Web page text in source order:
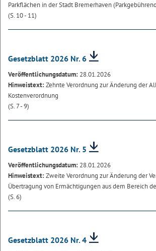
Parkflächen in der Stadt Bremerhaven
(S. 10 - 11)
Gesetzblatt 2026 Nr. 6
Veröffentlichungsdatum: 28.01.2026
Hinweistext:Zehnte Verordnung zur Änderung der
Kostenverordnung
(S. 7 - 9)
Gesetzblatt 2026 Nr. 5
Veröffentlichungsdatum: 28.01.2026
Hinweistext:Zweite Verordnung zur Änderung der
Übertragung von Ermächtigungen aus dem Bereich
(S. 6)
Gesetzblatt 2026 Nr. 4